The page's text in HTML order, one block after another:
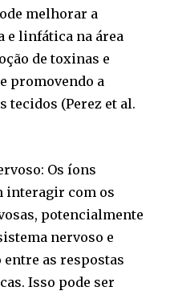
melhorar a
e linfática na área
de toxinas e
promovendo a
tecidos (Perez et al.
Os íons
interagir com os
potencialmente
nervoso e
as respostas
Isso pode ser